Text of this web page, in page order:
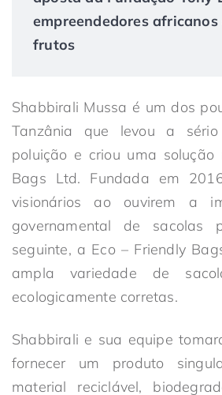
empreendedores
frutos
Shabbirali Mussa é um dos
Tanzânia que levou a
poluição e criou uma solução
Bags Ltd. Fundada em
visionários ao ouvirem a
governamental de sacolas
seguinte, a Eco – Friendly
ampla variedade de
ecologicamente corretas.
Shabbirali e sua equipe
fornecer um produto
material reciclável,